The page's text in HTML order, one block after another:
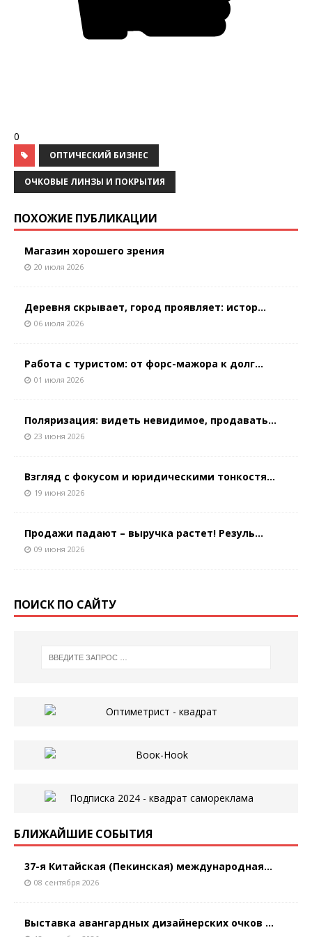
0
ОПТИЧЕСКИЙ БИЗНЕС
ОЧКОВЫЕ ЛИНЗЫ И ПОКРЫТИЯ
ПОХОЖИЕ ПУБЛИКАЦИИ
Магазин хорошего зрения
20 июля 2026
Деревня скрывает, город проявляет: истор...
06 июля 2026
Работа с туристом: от форс-мажора к долг...
01 июля 2026
Поляризация: видеть невидимое, продавать...
23 июня 2026
Взгляд с фокусом и юридическими тонкостя...
19 июня 2026
Продажи падают – выручка растет! Резуль...
09 июня 2026
ПОИСК ПО САЙТУ
БЛИЖАЙШИЕ СОБЫТИЯ
37-я Китайская (Пекинская) международная...
08 сентября 2026
Выставка авангардных дизайнерских очков ...